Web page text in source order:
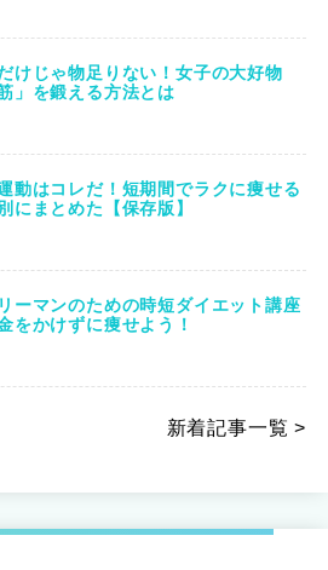
けじゃ物足りない！女子の大好物
」を鍛える方法とは
動はコレだ！短期間でラクに痩せる
にまとめた【保存版】
ーマンのための時短ダイエット講座
をかけずに痩せよう！
新着記事一覧 >